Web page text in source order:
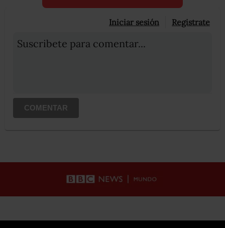
Iniciar sesión Registrate
Suscribete para comentar...
COMENTAR